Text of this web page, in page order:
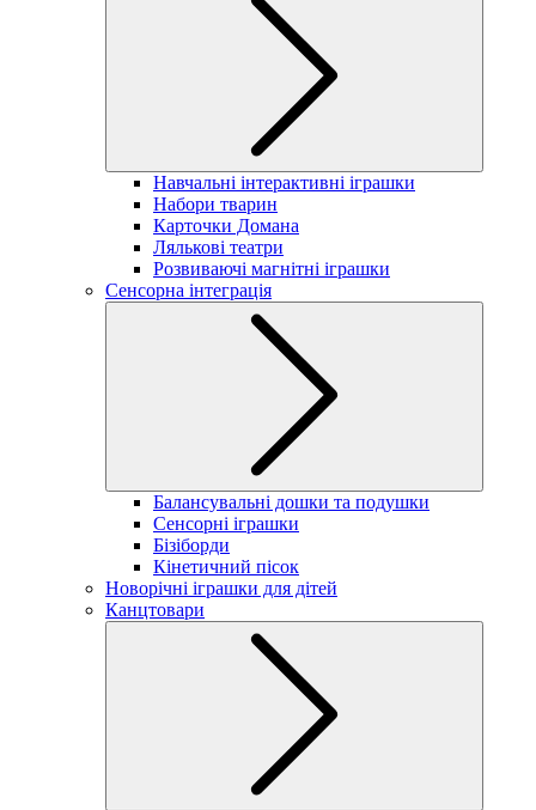
Навчальні інтерактивні іграшки
Набори тварин
Карточки Домана
Лялькові театри
Розвиваючі магнітні іграшки
Сенсорна інтеграція
Балансувальні дошки та подушки
Сенсорні іграшки
Бізіборди
Кінетичний пісок
Новорічні іграшки для дітей
Канцтовари